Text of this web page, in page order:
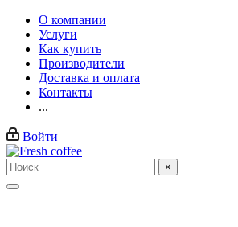
О компании
Услуги
Как купить
Производители
Доставка и оплата
Контакты
...
Войти
×